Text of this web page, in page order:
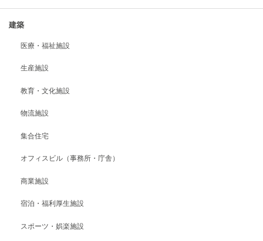
建築
医療・福祉施設
生産施設
教育・文化施設
物流施設
集合住宅
オフィスビル（事務所・庁舎）
商業施設
宿泊・福利厚生施設
スポーツ・娯楽施設